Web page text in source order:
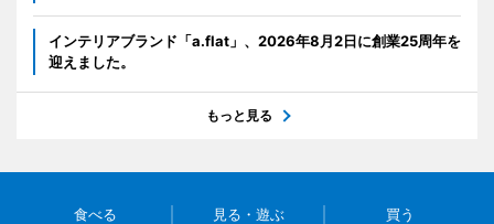
インテリアブランド「a.flat」、2026年8月2日に創業25周年を
迎えました。
もっと見る
食べる 見る・遊ぶ 買う